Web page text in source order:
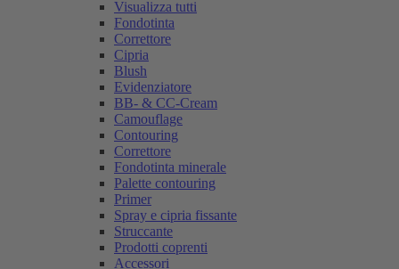
Visualizza tutti
Fondotinta
Correttore
Cipria
Blush
Evidenziatore
BB- & CC-Cream
Camouflage
Contouring
Correttore
Fondotinta minerale
Palette contouring
Primer
Spray e cipria fissante
Struccante
Prodotti coprenti
Accessori